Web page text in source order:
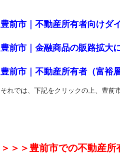
豊前市｜不動産所有者向けダ
豊前市｜金融商品の販路拡大
豊前市｜不動産所有者（富裕
それでは、下記をクリックの上、豊前
＞＞＞豊前市での不動産